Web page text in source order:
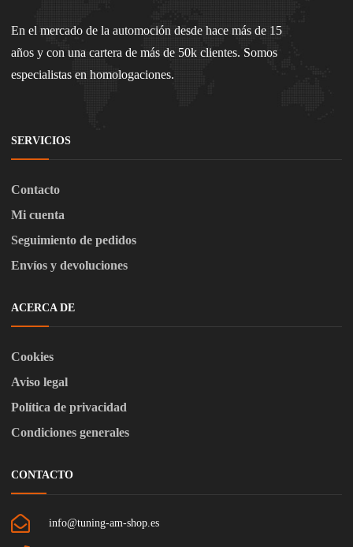
En el mercado de la automoción desde hace más de 15
años y con una cartera de más de 50k clientes. Somos
especialistas en homologaciones.
SERVICIOS
Contacto
Mi cuenta
Seguimiento de pedidos
Envíos y devoluciones
ACERCA DE
Cookies
Aviso legal
Política de privacidad
Condiciones generales
CONTACTO
info@tuning-am-shop.es